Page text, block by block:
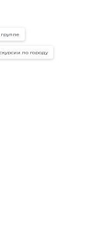
группе
по городу